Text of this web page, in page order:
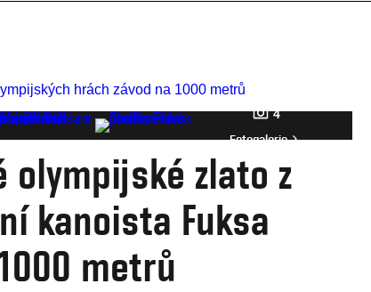
4
Fotogalerie
olympijské zlato z
kanoista Fuksa
metrů